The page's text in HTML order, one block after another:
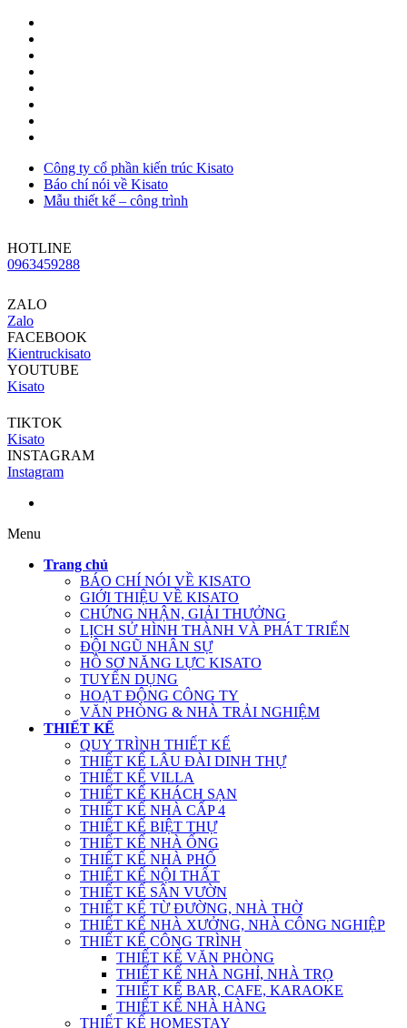
Công ty cổ phần kiến trúc Kisato
Báo chí nói về Kisato
Mẫu thiết kế – công trình
HOTLINE
0963459288
ZALO
Zalo
FACEBOOK
Kientruckisato
YOUTUBE
Kisato
TIKTOK
Kisato
INSTAGRAM
Instagram
Menu
Trang chủ
BÁO CHÍ NÓI VỀ KISATO
GIỚI THIỆU VỀ KISATO
CHỨNG NHẬN, GIẢI THƯỞNG
LỊCH SỬ HÌNH THÀNH VÀ PHÁT TRIỂN
ĐỘI NGŨ NHÂN SỰ
HỒ SƠ NĂNG LỰC KISATO
TUYỂN DỤNG
HOẠT ĐỘNG CÔNG TY
VĂN PHÒNG & NHÀ TRẢI NGHIỆM
THIẾT KẾ
QUY TRÌNH THIẾT KẾ
THIẾT KẾ LÂU ĐÀI DINH THỰ
THIẾT KẾ VILLA
THIẾT KẾ KHÁCH SẠN
THIẾT KẾ NHÀ CẤP 4
THIẾT KẾ BIỆT THỰ
THIẾT KẾ NHÀ ỐNG
THIẾT KẾ NHÀ PHỐ
THIẾT KẾ NỘI THẤT
THIẾT KẾ SÂN VƯỜN
THIẾT KẾ TỪ ĐƯỜNG, NHÀ THỜ
THIẾT KẾ NHÀ XƯỞNG, NHÀ CÔNG NGHIỆP
THIẾT KẾ CÔNG TRÌNH
THIẾT KẾ VĂN PHÒNG
THIẾT KẾ NHÀ NGHỈ, NHÀ TRỌ
THIẾT KẾ BAR, CAFE, KARAOKE
THIẾT KẾ NHÀ HÀNG
THIẾT KẾ HOMESTAY